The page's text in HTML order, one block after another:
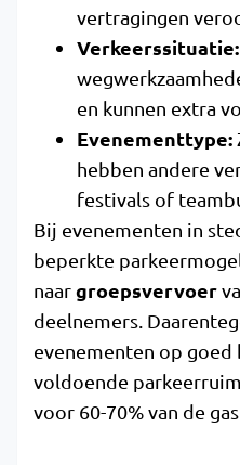
vertragingen
Verkeerssituatie:
en kunnen extra
Evenementtype:
hebben andere
festivals of
Bij evenementen in
beperkte
naargroepsvervoer
deelnemers.
evenementen op
voldoende
voor 60-70% van de